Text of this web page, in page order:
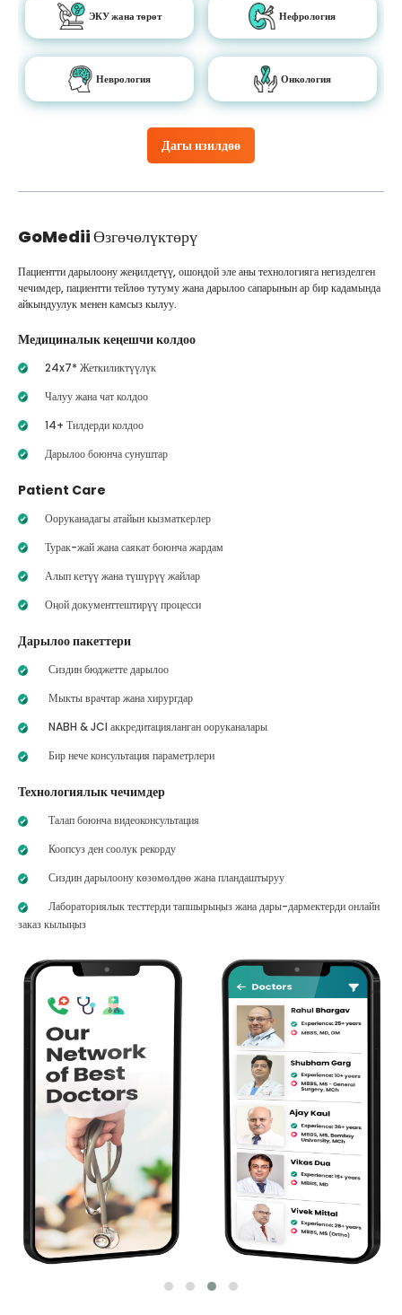
Дагы изилдөө
ЭКУ жана төрөт Нефрология
Неврология Онкология
GoMediiӨзгөчөлүктөрү
Пациентти дарылоону жеңилдетүү, ошондой эле аны технологияга негизделген
чечимдер, пациентти тейлөө тутуму жана дарылоо сапарынын ар бир кадамында
айкындуулук менен камсыз кылуу.
Медициналык кеңешчи колдоо
24x7* Жеткиликтүүлүк
Чалуу жана чат колдоо
14+ Тилдерди колдоо
Дарылоо боюнча сунуштар
Patient Care
Ооруканадагы атайын кызматкерлер
Турак-жай жана саякат боюнча жардам
Алып кетүү жана түшүрүү жайлар
Оңой документтештирүү процесси
Дарылоо пакеттери
Сиздин бюджетте дарылоо
Мыкты врачтар жана хирургдар
NABH & JCI аккредитацияланган ооруканалары
Бир нече консультация параметрлери
Технологиялык чечимдер
Талап боюнча видеоконсультация
Коопсуз ден соолук рекорду
Сиздин дарылоону көзөмөлдөө жана пландаштыруу
Лабораториялык тесттерди тапшырыңыз жана дары-дармектерди онлайн
заказ кылыңыз